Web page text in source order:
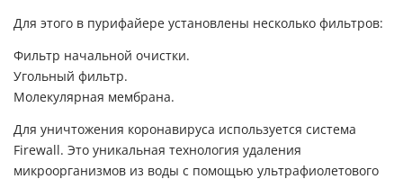
Для этого в пурифайере установлены несколько фильтров:
Фильтр начальной очистки.
Угольный фильтр.
Молекулярная мембрана.
Для уничтожения коронавируса используется система
Firewall. Это уникальная технология удаления
микроорганизмов из воды с помощью ультрафиолетового